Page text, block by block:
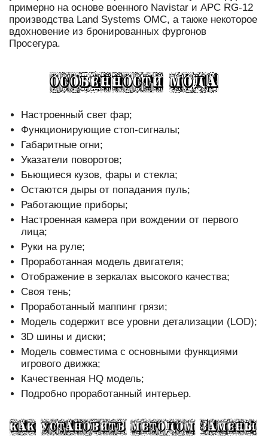
примерно на основе военного Navistar и APC RG-12
производства Land Systems OMC, а также некоторое
вдохновение из бронированных фургонов
Просегура.
Настроенный свет фар;
Функционирующие стоп-сигналы;
Габаритные огни;
Указатели поворотов;
Бьющиеся кузов, фары и стекла;
Остаются дыры от попадания пуль;
Работающие приборы;
Настроенная камера при вождении от первого
лица;
Руки на руле;
Проработанная модель двигателя;
Отображение в зеркалах высокого качества;
Своя тень;
Проработанный маппинг грязи;
Модель содержит все уровни детализации (LOD);
3D шины и диски;
Модель совместима с основными функциями
игрового движка;
Качественная HQ модель;
Подробно проработанный интерьер.